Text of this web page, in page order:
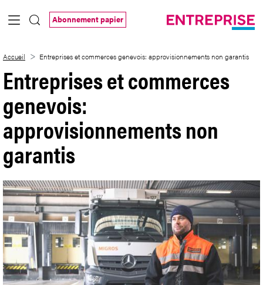
Saut au contenu principal
Abonnement papier
Accueil Entreprises et commerces genevois: approvisionnements non garantis
Entreprises et commerces
genevois:
approvisionnements non
garantis